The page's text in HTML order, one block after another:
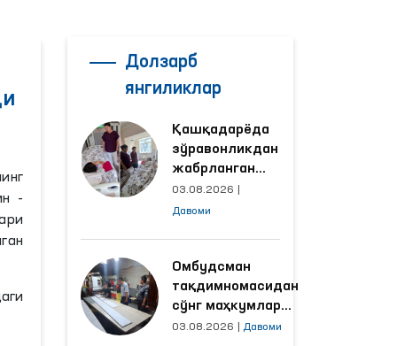
-
Долзарб
янгиликлар
Қашқадарёда
зўравонликдан
жабрланган
аёлнинг ҳолати
Омбудсман
03.08.2026
Давоми
Омбудсман
тақдимномасидан
сўнг маҳкумлар
меҳнат қилаётган
03.08.2026 Давоми